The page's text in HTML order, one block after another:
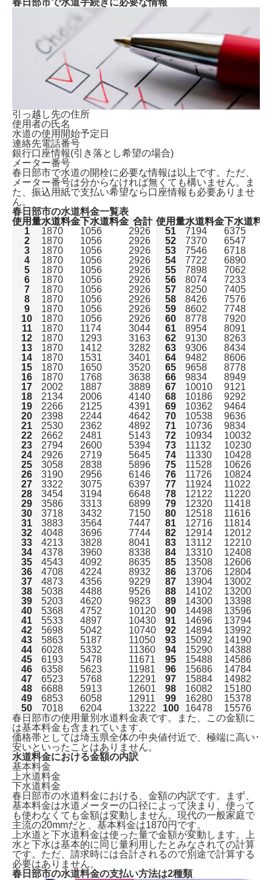
春日部市で水道手続きに必要な情報
引っ越し先の住所
使用者の氏名
水道の使用開始予定日
連絡先電話番号
銀行口座情報(引き落とし希望の場合)
メーター番号
春日部市で水道の開栓に必要な情報は以上です。ただ、
メーター番号は分からなければ無くても構いません。
ま
た、振込用紙で支払い希望なら口座情報も必要ありませ
ん。
春日部市の水道料金一覧表
使用量水道料金下水道料金 合計 使用量水道料金下水道料金
1
1870 1056 2926 51 7194
6375
2
1870 1056 2926 52 7370
6547
3
1870 1056 2926 53 7546
6718
4
1870 1056 2926 54 7722
6890
5
1870 1056 2926 55 7898
7062
6
1870 1056 2926 56 8074
7233
7
1870 1056 2926 57 8250
7405
8
1870 1056 2926 58 8426
7576
9
1870 1056 2926 59 8602
7748
10
1870 1056 2926 60 8778
7920
11
1870 1174 3044 61 8954
8091
12
1870 1293 3163 62 9130
8263
13
1870 1412 3282 63 9306
8434
14
1870 1531 3401 64 9482
8606
15
1870 1650 3520 65 9658
8778
16
1870 1768 3638 66 9834
8949
17
2002 1887 3889 67 10010
9121
18
2134 2006 4140 68 10186
9292
19
2266 2125 4391 69 10362
9464
20
2398 2244 4642 70 10538
9636
21
2530 2362 4892 71 10736
9834
22
2662 2481 5143 72 10934
10032
23
2794 2600 5394 73 11132
10230
24
2926 2719 5645 74 11330
10428
25
3058 2838 5896 75 11528
10626
26
3190 2956 6146 76 11726
10824
27
3322 3075 6397 77 11924
11022
28
3454 3194 6648 78 12122
11220
29
3586 3313 6899 79 12320
11418
30
3718 3432 7150 80 12518
11616
31
3883 3564 7447 81 12716
11814
32
4048 3696 7744 82 12914
12012
33
4213 3828 8041 83 13112
12210
34
4378 3960 8338 84 13310
12408
35
4543 4092 8635 85 13508
12606
36
4708 4224 8932 86 13706
12804
37
4873 4356 9229 87 13904
13002
38
5038 4488 9526 88 14102
13200
39
5203 4620 9823 89 14300
13398
40
5368 4752 10120 90 14498
13596
41
5533 4897 10430 91 14696
13794
42
5698 5042 10740 92 14894
13992
43
5863 5187 11050 93 15092
14190
44
6028 5332 11360 94 15290
14388
45
6193 5478 11671 95 15488
14586
46
6358 5623 11981 96 15686
14784
47
6523 5768 12291 97 15884
14982
48
6688 5913 12601 98 16082
15180
49
6853 6058 12911 99 16280
15378
50
7018 6204 13222 100 16478
15576
春日部市の使用量別水道料金表です。また、この金額に
は基本料金も含まれています。
価格帯としては埼玉県全体の中央値付近で、極端に高い･
安いといったことはありません。
水道料金における金額の内訳
基本料金
上水道料金
下水道料金
春日部市の水道料金における、金額の内訳です。まず、
基本料金は水道メーターの口径によって決まり、使って
も使わなくても金額は変動しません。現代の一般家庭で
主流の20mmだと、基本料金は1870円 です。
上水道と下水道料金は使った量で金額が変動します。上
水と下水は基本的に同じ量利用したとみなされての計算
です。ただ、請求時には合計されるので別途で計算する
必要はありません。
春日部市の水道料金の支払い方法は2種類